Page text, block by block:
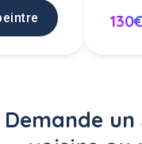
Demande